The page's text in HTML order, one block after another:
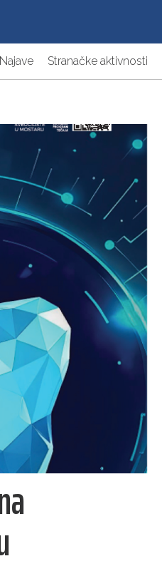
Najave Stranačke aktivnosti